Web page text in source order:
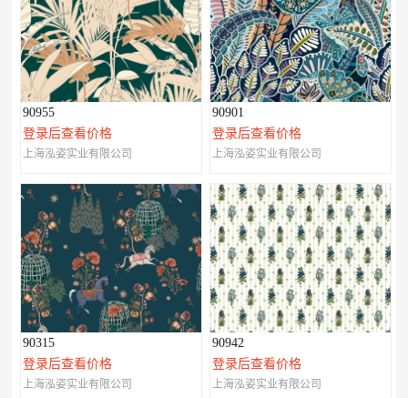
90955
登录后查看价格
上海泓姿实业有限公司
90901
登录后查看价格
上海泓姿实业有限公司
90315
登录后查看价格
上海泓姿实业有限公司
90942
登录后查看价格
上海泓姿实业有限公司